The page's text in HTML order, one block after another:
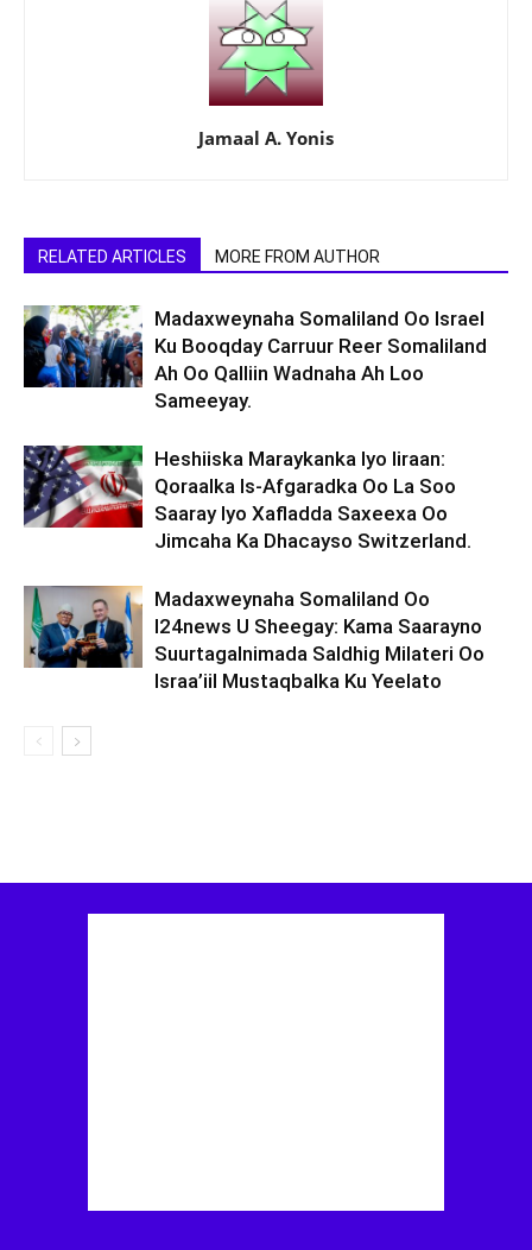
Jamaal A. Yonis
RELATED ARTICLES MORE FROM AUTHOR
Madaxweynaha Somaliland Oo Israel
Ku Booqday Carruur Reer Somaliland
Ah Oo Qalliin Wadnaha Ah Loo
Sameeyay.
Heshiiska Maraykanka Iyo Iiraan:
Qoraalka Is-Afgaradka Oo La Soo
Saaray Iyo Xafladda Saxeexa Oo
Jimcaha Ka Dhacayso Switzerland.
Madaxweynaha Somaliland Oo
I24news U Sheegay: Kama Saarayno
Suurtagalnimada Saldhig Milateri Oo
Israa’iil Mustaqbalka Ku Yeelato